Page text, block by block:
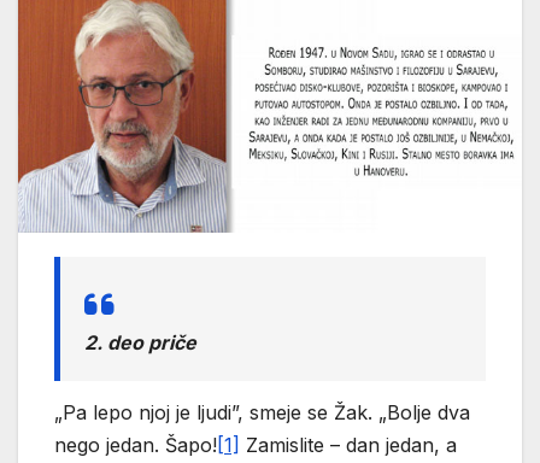
2. deo priče
„Pa lepo njoj je ljudi”, smeje se Žak. „Bolje dva
nego jedan. Šapo![1] Zamislite – dan jedan, a